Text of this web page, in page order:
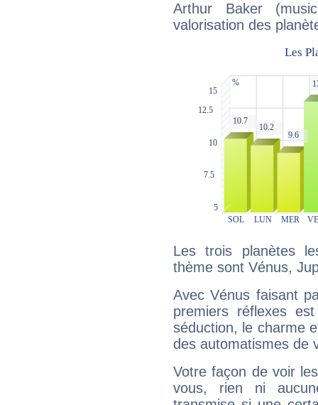
Arthur Baker
valorisation des
Les trois planètes
thème sont Vénus,
Avec Vénus faisant
premiers réflexes
séduction, le charme
des automatismes de
Votre façon de voir
vous, rien ni